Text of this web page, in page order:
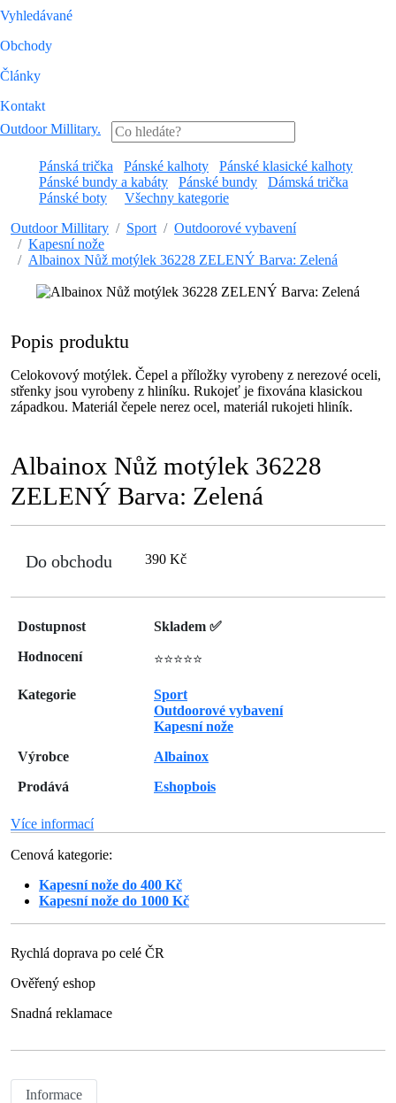
Vyhledávané
Obchody
Články
Kontakt
Outdoor Millitary.
Pánská trička Pánské kalhoty
Pánské klasické kalhoty
Pánské bundy a kabáty
Pánské bundy
Dámská trička
Pánské boty
Všechny kategorie
Outdoor Millitary
Sport
Outdoorové vybavení
Kapesní nože
Albainox Nůž motýlek 36228 ZELENÝ Barva: Zelená
Popis produktu
Celokovový motýlek. Čepel a příložky vyrobeny z nerezové oceli,
střenky jsou vyrobeny z hliníku. Rukojeť je fixována klasickou
západkou. Materiál čepele nerez ocel, materiál rukojeti hliník.
Albainox Nůž motýlek 36228
ZELENÝ Barva: Zelená
Do obchodu 390 Kč
Dostupnost
Skladem ✅
Hodnocení
⭐⭐⭐⭐⭐
Kategorie
Sport
Outdoorové vybavení
Kapesní nože
Výrobce
Albainox
Prodává
Eshopbois
Více informací
Cenová kategorie:
Kapesní nože do 400 Kč
Kapesní nože do 1000 Kč
Rychlá doprava po celé ČR
Ověřený eshop
Snadná reklamace
Informace